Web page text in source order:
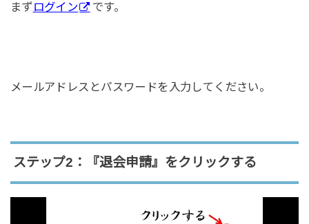
まず ログイン です。
メールアドレスとパスワードを入力してください。
ステップ2：『退会申請』をクリックする